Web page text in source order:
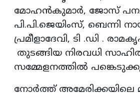
മോഹന്‍കുമാര്‍, ജോസ്
പി.പി.ജെയിംസ്, ബെന്നി
പ്രമീളാദേവി, ടി .ഡി .
തുടങ്ങിയ നിരവധി
സമ്മേളനത്തില്‍
നോര്‍ത്ത് അമേരിക്കയിലെ